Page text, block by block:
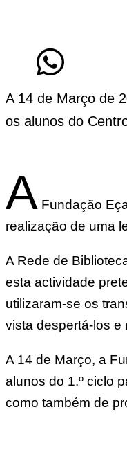
A 14 de Março de
os alunos do
A Fundação
realização de uma
A Rede de
esta actividade
utilizaram-se os
vista despertá-los e
A 14 de Março, a
alunos do 1.º ciclo
como também de